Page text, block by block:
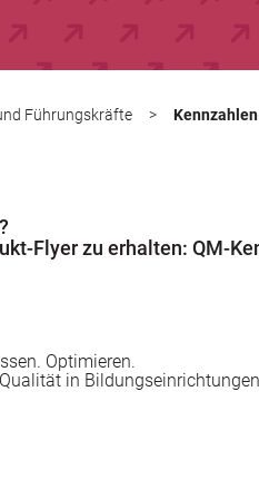
Führungskräfte >
Flyer zu erhalten: QM-
Optimieren.
in